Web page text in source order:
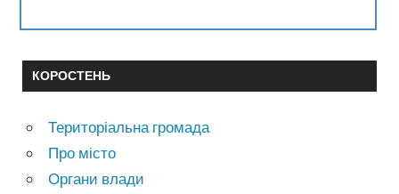
КОРОСТЕНЬ
Територіальна громада
Про місто
Органи влади